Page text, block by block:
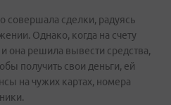
совершала сделки, радуясь
Однако, когда на счету
она решила вывести средства,
получить свои деньги, ей
на чужих картах, номера